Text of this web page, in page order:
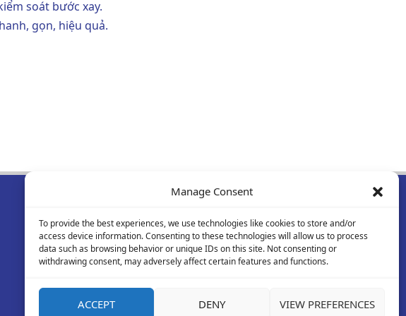
Manage Consent
To provide the best experiences, we use technologies like cookies to store and/or
access device information. Consenting to these technologies will allow us to process
data such as browsing behavior or unique IDs on this site. Not consenting or
withdrawing consent, may adversely affect certain features and functions.
ACCEPT DENY VIEW PREFERENCES
soát bước xay.
gọn, hiệu quả.
Cơ hội việc làm
Chính sách bảo mật